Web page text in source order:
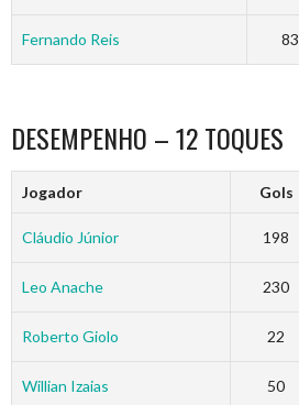
Fernando Reis 83
DESEMPENHO – 12 TOQUES
Jogador Gols
Cláudio Júnior 198
Leo Anache 230
Roberto Giolo 22
Willian Izaias 50